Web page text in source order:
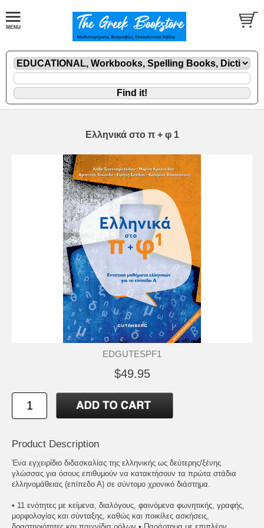
Ελληνικά στο π + φ 1
EDGUTESPF1
$49.95
Product Description
Ένα εγχειρίδιο διδασκαλίας της ελληνικής ως δεύτερης/ξένης
γλώσσας για όσους επιθυμούν να κατακτήσουν τα πρώτα στάδια
ελληνομάθειας (επίπεδο Α) σε σύντομο χρονικό διάστημα.
• 11 ενότητες με κείμενα, διαλόγους, φαινόμενα φωνητικής, γραφής,
μορφολογίας και σύνταξης, καθώς και ποικίλες ασκήσεις,